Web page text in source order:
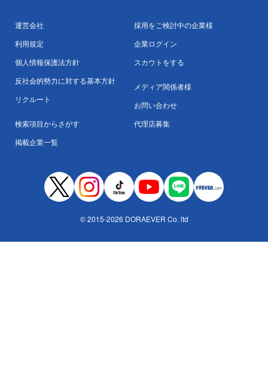
運営会社
利用規定
個人情報保護法方針
反社会的勢力に対する基本方針
リクルート
検索項目からさがす
掲載企業一覧
採用をご検討中の企業様
企業ログイン
スカウトをする
メディア関係者様
お問い合わせ
代理店募集
© 2015-2026 DORAEVER Co. ltd